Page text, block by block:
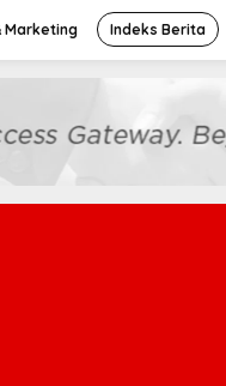
Marketing Indeks Berita